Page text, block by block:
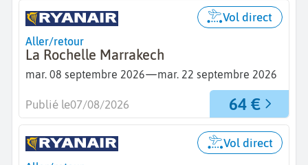
Aller/retour
La Rochelle Marrakech
mar. 08 septembre 2026—mar. 22 septembre 2026
Vol direct
64 €
Publié le07/08/2026
Vol direct